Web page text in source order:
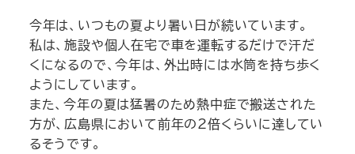
今年は、いつもの夏より暑い日が続いています。
私は、施設や個人在宅で車を運転するだけで汗だ
くになるので、今年は、外出時には水筒を持ち歩く
ようにしています。
また、今年の夏は猛暑のため熱中症で搬送された
方が、広島県において前年の2倍くらいに達してい
るそうです。